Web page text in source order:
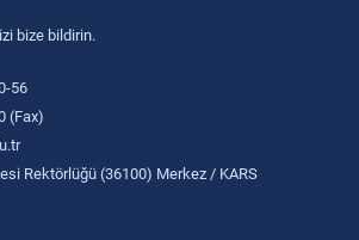
bize bildirin.
56
(Fax)
Rektörlüğü (36100) Merkez / KARS